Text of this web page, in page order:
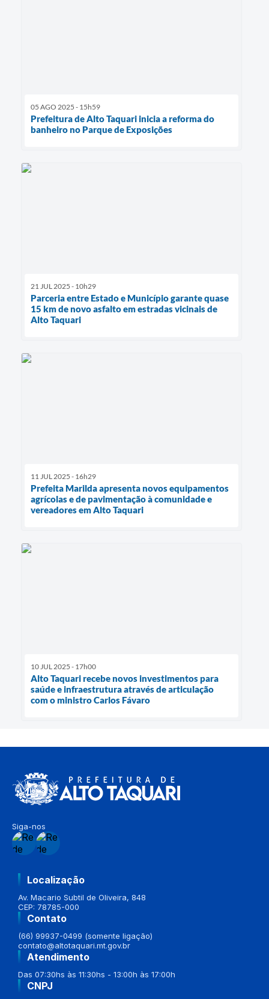
05 AGO 2025 - 15h59
Prefeitura de Alto Taquari inicia a reforma do
banheiro no Parque de Exposições
21 JUL 2025 - 10h29
Parceria entre Estado e Município garante quase
15 km de novo asfalto em estradas vicinais de
Alto Taquari
11 JUL 2025 - 16h29
Prefeita Marilda apresenta novos equipamentos
agrícolas e de pavimentação à comunidade e
vereadores em Alto Taquari
10 JUL 2025 - 17h00
Alto Taquari recebe novos investimentos para
saúde e infraestrutura através de articulação
com o ministro Carlos Fávaro
Siga-nos
Localização
Av. Macario Subtil de Oliveira, 848
CEP: 78785-000
Contato
(66) 99937-0499 (somente ligação)
contato@altotaquari.mt.gov.br
Atendimento
Das 07:30hs às 11:30hs - 13:00h às 17:00h
CNPJ